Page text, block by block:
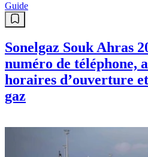
Guide
Sonelgaz Souk Ahras
numéro de téléphone,
horaires d’ouverture
gaz